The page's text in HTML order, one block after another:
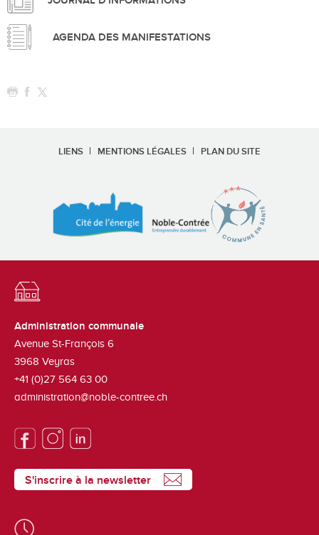
AGENDA DES MANIFESTATIONS
LIENS MENTIONS LÉGALES PLAN DU SITE
Administration communale
Avenue St-François 6
3968 Veyras
+41 (0)27 564 63 00
administration@noble-contree.ch
S'inscrire à la newsletter